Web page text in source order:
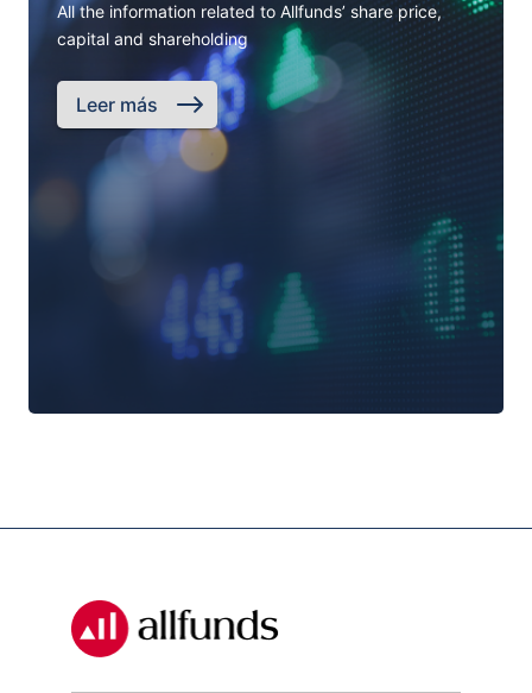
All the information related to Allfunds’ share price,
capital and shareholding
Leer más